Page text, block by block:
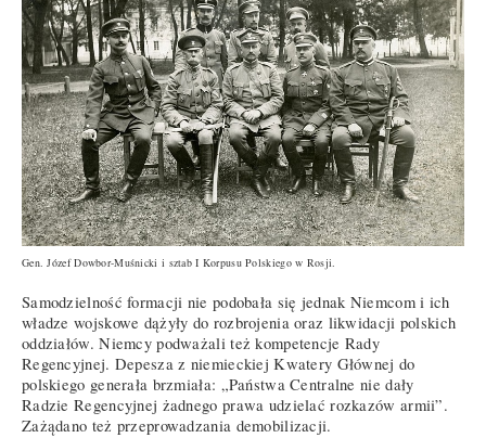
Gen. Józef Dowbor-Muśnicki i sztab I Korpusu Polskiego w Rosji.
Samodzielność formacji nie podobała się jednak Niemcom i ich
władze wojskowe dążyły do rozbrojenia oraz likwidacji polskich
oddziałów. Niemcy podważali też kompetencje Rady
Regencyjnej. Depesza z niemieckiej Kwatery Głównej do
polskiego generała brzmiała: „Państwa Centralne nie dały
Radzie Regencyjnej żadnego prawa udzielać rozkazów armii”.
Zażądano też przeprowadzania demobilizacji.